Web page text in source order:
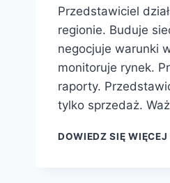
Przedstawiciel
regionie. Buduje
negocjuje warunki
monitoruje rynek.
raporty.
tylko sprzedaż.
DOWIEDZ SIĘ WIĘCEJ